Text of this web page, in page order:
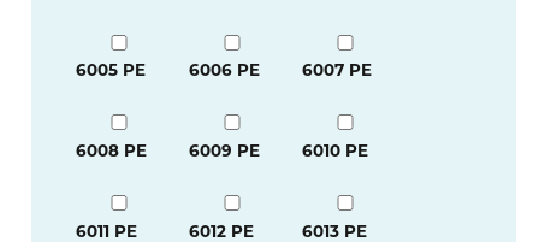
6005 PE 6006 PE 6007 PE
6008 PE 6009 PE 6010 PE
6011 PE 6012 PE 6013 PE